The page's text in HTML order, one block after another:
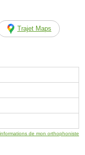
Trajet Maps
de mon orthophoniste